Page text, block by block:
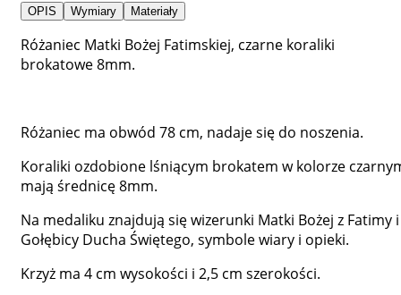
OPIS Wymiary Materiały
Różaniec Matki Bożej Fatimskiej, czarne koraliki
brokatowe 8mm.
Różaniec ma obwód 78 cm, nadaje się do noszenia.
Koraliki ozdobione lśniącym brokatem w kolorze
mają średnicę 8mm.
Na medaliku znajdują się wizerunki Matki Bożej z Fatimy i
Gołębicy Ducha Świętego, symbole wiary i opieki.
Krzyż ma 4 cm wysokości i 2,5 cm szerokości.